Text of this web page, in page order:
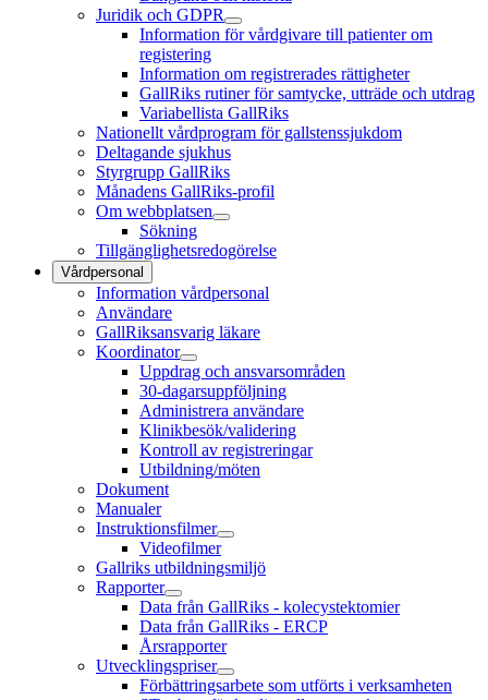
Juridik och GDPR
Information för vårdgivare till patienter om
registering
Information om registrerades rättigheter
GallRiks rutiner för samtycke, utträde och utdrag
Variabellista GallRiks
Nationellt vårdprogram för gallstenssjukdom
Deltagande sjukhus
Styrgrupp GallRiks
Månadens GallRiks-profil
Om webbplatsen
Sökning
Tillgänglighetsredogörelse
Vårdpersonal
Information vårdpersonal
Användare
GallRiksansvarig läkare
Koordinator
Uppdrag och ansvarsområden
30-dagarsuppföljning
Administrera användare
Klinikbesök/validering
Kontroll av registreringar
Utbildning/möten
Dokument
Manualer
Instruktionsfilmer
Videofilmer
Gallriks utbildningsmiljö
Rapporter
Data från GallRiks - kolecystektomier
Data från GallRiks - ERCP
Årsrapporter
Utvecklingspriser
Förbättringsarbete som utförts i verksamheten